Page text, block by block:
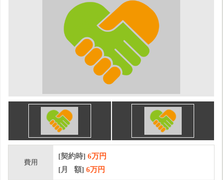
費用
[契約時] 6万円
[月 額] 6万円